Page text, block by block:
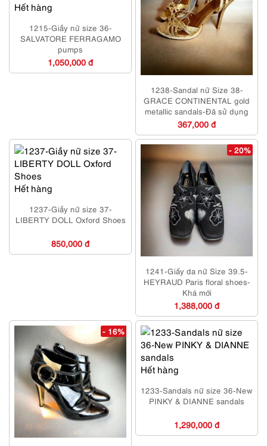
Hết hàng
1215-Giầy nữ size 36-
SALVATORE FERRAGAMO
pumps
1,050,000 đ
1238-Sandal nữ Size 38-
GRACE CONTINENTAL gold
metallic sandals-Đã sử dụng
367,000 đ
Hết hàng
1237-Giầy nữ size 37-
LIBERTY DOLL Oxford Shoes
850,000 đ
- 20%
1241-Giấy da nữ Size 39.5-
HEYRAUD Paris floral shoes-
Khá mới
1,388,000 đ
- 16%
Hết hàng
1233-Sandals nữ size 36-New
PINKY & DIANNE sandals
1,290,000 đ